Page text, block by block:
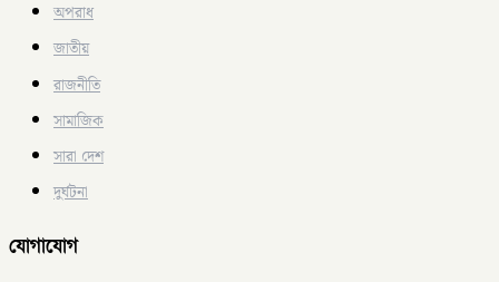
অপরাধ
জাতীয়
রাজনীতি
সামাজিক
সারা দেশ
দুর্ঘটনা
যোগাযোগ